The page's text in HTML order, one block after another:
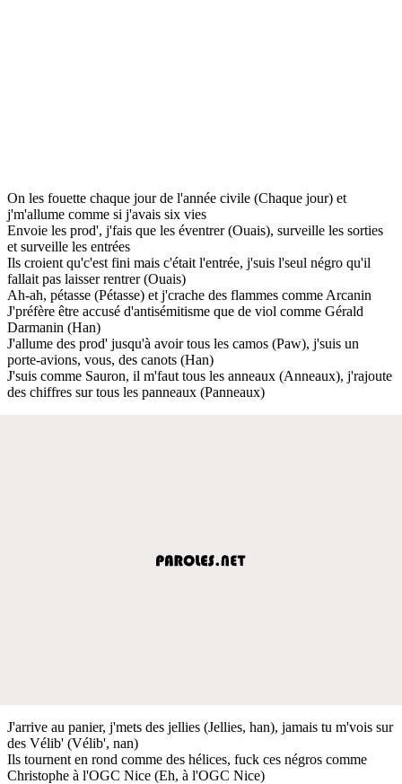
On les fouette chaque jour de l'année civile (Chaque jour) et
j'm'allume comme si j'avais six vies
Envoie les prod', j'fais que les éventrer (Ouais), surveille les sorties
et surveille les entrées
Ils croient qu'c'est fini mais c'était l'entrée, j'suis l'seul négro qu'il
fallait pas laisser rentrer (Ouais)
Ah-ah, pétasse (Pétasse) et j'crache des flammes comme Arcanin
J'préfère être accusé d'antisémitisme que de viol comme Gérald
Darmanin (Han)
J'allume des prod' jusqu'à avoir tous les camos (Paw), j'suis un
porte-avions, vous, des canots (Han)
J'suis comme Sauron, il m'faut tous les anneaux (Anneaux), j'rajoute
des chiffres sur tous les panneaux (Panneaux)
J'arrive au panier, j'mets des jellies (Jellies, han), jamais tu m'vois sur
des Vélib' (Vélib', nan)
Ils tournent en rond comme des hélices, fuck ces négros comme
Christophe à l'OGC Nice (Eh, à l'OGC Nice)